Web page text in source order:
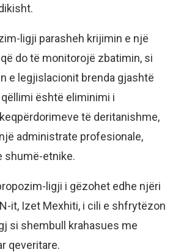
ligji parasheh krijimin e një
do të monitorojë zbatimin, si
e legjislacionit brenda gjashtë
është eliminimi i
të deritanishme,
administrate profesionale,
shumë-etnike.
ligji i gëzohet edhe njëri
it, Izet Mexhiti, i cili e shfrytëzon
si shembull krahasues me
qeveritare.